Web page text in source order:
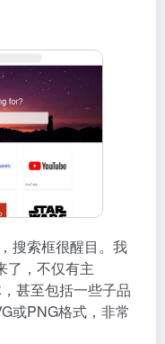
搜索框很醒目。我
了，不仅有主
甚至包括一些子品
或PNG格式，非常